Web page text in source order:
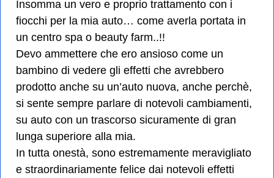
Insomma un vero e proprio trattamento con i
fiocchi per la mia auto… come averla portata in
un centro spa o beauty farm..!!
Devo ammettere che ero ansioso come un
bambino di vedere gli effetti che avrebbero
prodotto anche su un’auto nuova, anche perchè,
si sente sempre parlare di notevoli cambiamenti,
su auto con un trascorso sicuramente di gran
lunga superiore alla mia.
In tutta onestà, sono estremamente meravigliato
e straordinariamente felice dai notevoli effetti